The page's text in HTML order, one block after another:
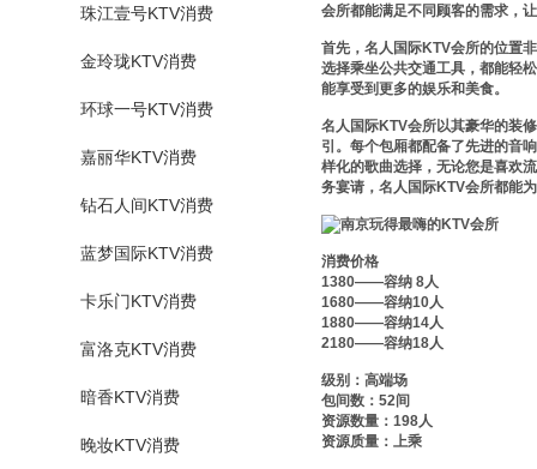
珠江壹号KTV消费
金玲珑KTV消费
环球一号KTV消费
嘉丽华KTV消费
钻石人间KTV消费
蓝梦国际KTV消费
卡乐门KTV消费
富洛克KTV消费
暗香KTV消费
晚妆KTV消费
会所都能满足不同顾客的需求，
首先，名人国际KTV会所的位置
选择乘坐公共交通工具，都能轻
能享受到更多的娱乐和美食。
名人国际KTV会所以其豪华的装
引。每个包厢都配备了先进的音
样化的歌曲选择，无论您是喜欢
务宴请，名人国际KTV会所都能
消费价格
1380——容纳 8人
1680——容纳10人
1880——容纳14人
2180——容纳18人
级别：高端场
包间数：52间
资源数量：198人
资源质量：上乘